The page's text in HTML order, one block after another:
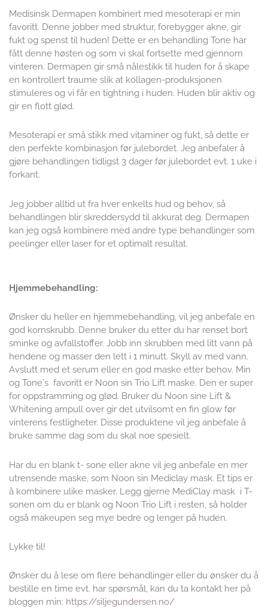
Medisinsk Dermapen kombinert med mesoterapi er min
favoritt. Denne jobber med struktur, forebygger akne, gir
fukt og spenst til huden! Dette er en behandling Tone har
fått denne høsten og som vi skal fortsette med gjennom
vinteren. Dermapen gir små nålestikk til huden for å skape
en kontrollert traume slik at kollagen-produksjonen
stimuleres og vi får en tightning i huden. Huden blir aktiv og
gir en flott glød.
Mesoterapi er små stikk med vitaminer og fukt, så dette er
den perfekte kombinasjon før julebordet. Jeg anbefaler å
gjøre behandlingen tidligst 3 dager før julebordet evt. 1 uke i
forkant.
Jeg jobber alltid ut fra hver enkelts hud og behov, så
behandlingen blir skreddersydd til akkurat deg. Dermapen
kan jeg også kombinere med andre type behandlinger som
peelinger eller laser for et optimalt resultat.
Hjemmebehandling:
Ønsker du heller en hjemmebehandling, vil jeg anbefale en
god kornskrubb. Denne bruker du etter du har renset bort
sminke og avfallstoffer. Jobb inn skrubben med litt vann på
hendene og masser den lett i 1 minutt. Skyll av med vann.
Avslutt med et serum eller en god maske etter behov. Min
og Tone´s favoritt er Noon sin Trio Lift maske. Den er super
for oppstramming og glød. Bruker du Noon sine Lift &
Whitening ampull over gir det utvilsomt en fin glow før
vinterens festligheter. Disse produktene vil jeg anbefale å
bruke samme dag som du skal noe spesielt.
Har du en blank t- sone eller akne vil jeg anbefale en mer
utrensende maske, som Noon sin Mediclay mask. Et tips er
å kombinere ulike masker. Legg gjerne MediClay mask i T-
sonen om du er blank og Noon Trio Lift i resten, så holder
også makeupen seg mye bedre og lenger på huden.
Lykke til!
Ønsker du å lese om flere behandlinger eller du ønsker du å
bestille en time evt. har spørsmål, kan du ta kontakt her på
bloggen min: https://siljegundersen.no/